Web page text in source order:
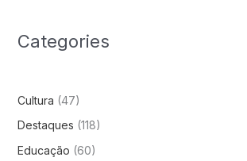
Categories
Cultura (47)
Destaques (118)
Educação (60)